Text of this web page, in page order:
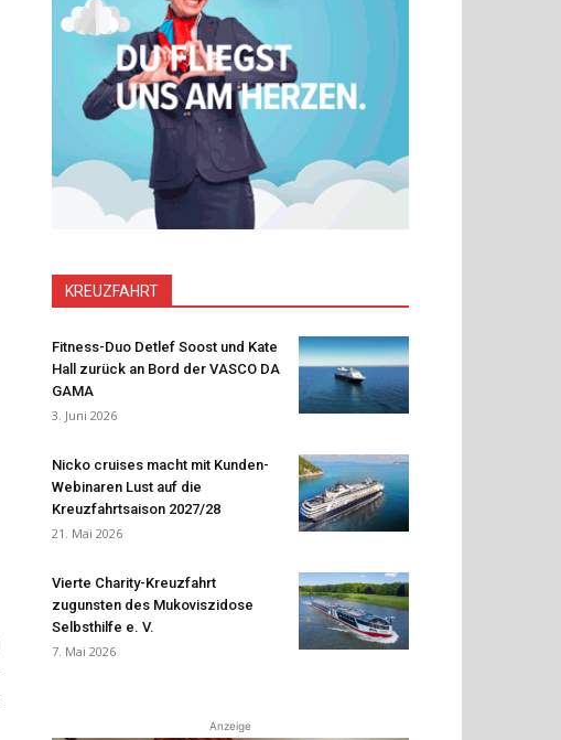
KREUZFAHRT
Fitness-Duo Detlef Soost und Kate
Hall zurück an Bord der VASCO DA
GAMA
3. Juni 2026
Nicko cruises macht mit Kunden-
Webinaren Lust auf die
Kreuzfahrtsaison 2027/28
21. Mai 2026
Vierte Charity-Kreuzfahrt
zugunsten des Mukoviszidose
Selbsthilfe e. V.
7. Mai 2026
Anzeige